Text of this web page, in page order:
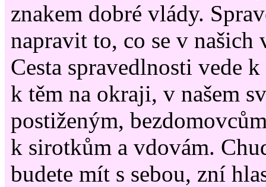
znakem dobré vlády.
napravit to, co se v našich
Cesta spravedlnosti vede
k těm na okraji, v našem
postiženým,
k sirotkům a vdovám.
budete mít s sebou, zní